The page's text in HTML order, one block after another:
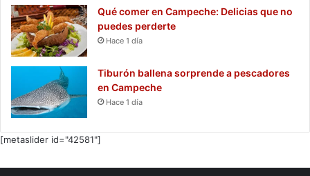
Qué comer en Campeche: Delicias que no
puedes perderte
Hace 1 día
Tiburón ballena sorprende a pescadores
en Campeche
Hace 1 día
[metaslider id="42581"]